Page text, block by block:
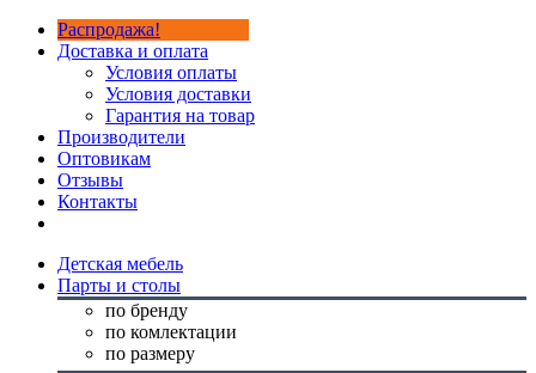
Распродажа!
Доставка и оплата
Условия оплаты
Условия доставки
Гарантия на товар
Производители
Оптовикам
Отзывы
Контакты
Детская мебель
Парты и столы
по бренду
по комлектации
по размеру